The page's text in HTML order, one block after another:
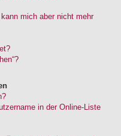
mich aber nicht mehr
in der Online-Liste